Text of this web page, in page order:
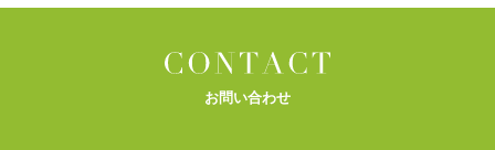
お問い合わせ